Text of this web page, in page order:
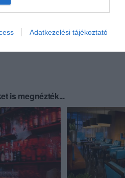
Adatkezelési tájékoztató
is megnézték...